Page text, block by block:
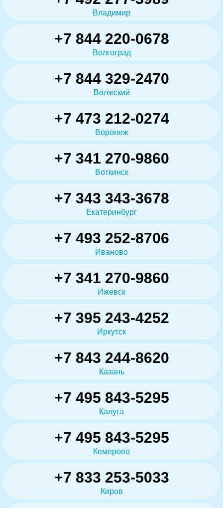
Владимир
+7 844 220-0678
Волгоград
+7 844 329-2470
Волжский
+7 473 212-0274
Воронеж
+7 341 270-9860
Воткинск
+7 343 343-3678
Екатеринбург
+7 493 252-8706
Иваново
+7 341 270-9860
Ижевск
+7 395 243-4252
Иркутск
+7 843 244-8620
Казань
+7 495 843-5295
Калуга
+7 495 843-5295
Кемерово
+7 833 253-5033
Киров